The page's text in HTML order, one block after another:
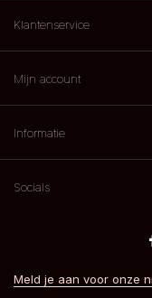
Klantenservice
Mijn account
Informatie
Socials
Meld je aan voor onze